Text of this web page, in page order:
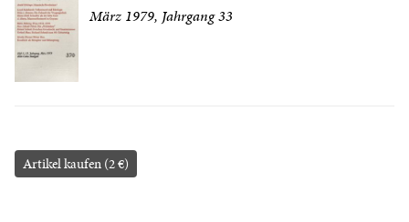
März 1979, Jahrgang 33
Artikel kaufen (2 €)